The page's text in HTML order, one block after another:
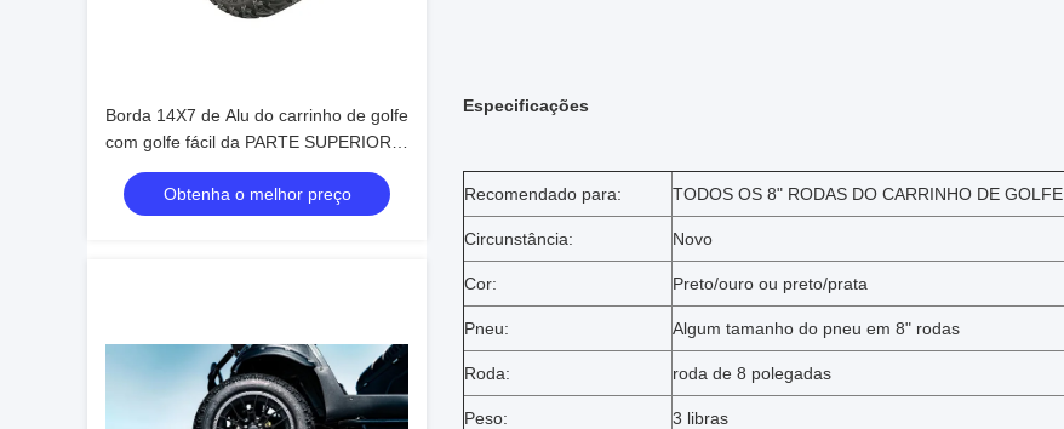
Borda 14X7 de Alu do carrinho de golfe
com golfe fácil da PARTE SUPERIOR
da instalação 23X10.5-14
Obtenha o melhor preço
Especificações
Recomendado para: TODOS OS 8" RODAS DO CARRINHO DE GOLFE
Circunstância: Novo
Cor: Preto/ouro ou preto/prata
Pneu: Algum tamanho do pneu em 8" rodas
Roda: roda de 8 polegadas
Peso: 3 libras